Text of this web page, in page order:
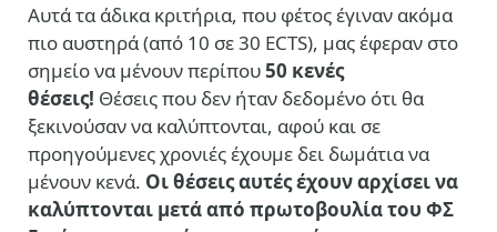
Αυτά τα άδικα κριτήρια, που φέτος έγιναν ακόμα
πιο αυστηρά (από 10 σε 30 ECTS), μας έφεραν στο
σημείο να μένουν περίπου50 κενές
θέσεις! Θέσεις που δεν ήταν δεδομένο ότι θα
ξεκινούσαν να καλύπτονται, αφού και σε
προηγούμενες χρονιές έχουμε δει δωμάτια να
μένουν κενά. Οι θέσεις αυτές έχουν αρχίσει να
καλύπτονται μετά από πρωτοβουλία του ΦΣ